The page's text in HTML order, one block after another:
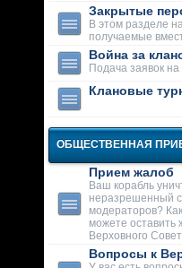
Закрытые
В этом разделе
получаемые
Война за
Подача заявок на
Клановые
ОБЩЕСТВЕННАЯ
Прием жалоб
Ваш корабль
неразрешенный
модераторов?
можете оставить
Верховного
Вопросы к